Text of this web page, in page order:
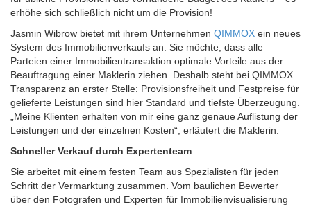
erhöhe sich schließlich nicht um die Provision!
Jasmin Wibrow bietet mit ihrem Unternehmen QIMMOX ein neues
System des Immobilienverkaufs an. Sie möchte, dass alle
Parteien einer Immobilientransaktion optimale Vorteile aus der
Beauftragung einer Maklerin ziehen. Deshalb steht bei QIMMOX
Transparenz an erster Stelle: Provisionsfreiheit und Festpreise für
gelieferte Leistungen sind hier Standard und tiefste Überzeugung.
„Meine Klienten erhalten von mir eine ganz genaue Auflistung der
Leistungen und der einzelnen Kosten“, erläutert die Maklerin.
Schneller Verkauf durch Expertenteam
Sie arbeitet mit einem festen Team aus Spezialisten für jeden
Schritt der Vermarktung zusammen. Vom baulichen Bewerter
über den Fotografen und Experten für Immobilienvisualisierung